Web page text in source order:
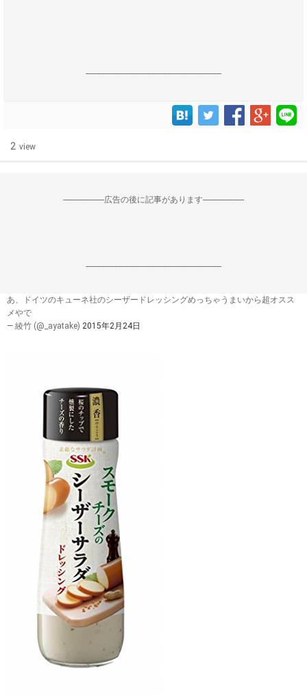
------------------------------------------------------------------
2 view
--------------------広告の後に記事があります--------------------
------------------------------------------------------------------
あ、ドイツのキューネ社のシーザードレッシングめっちゃうまいから超オスス
メやで
— 綾竹 (@_ayatake) 2015年2月24日